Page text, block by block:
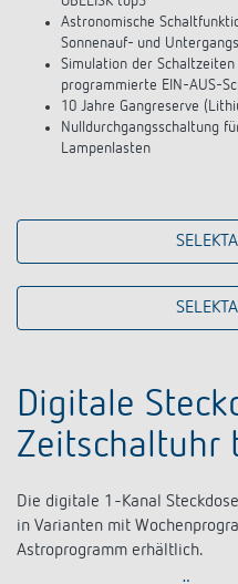
Astronomische
Sonnenauf- und
Simulation der
programmierte EIN-AUS-
10 Jahre Gangreserve
Nulldurchgangsschaltung
Lampenlasten
Digitale
Zeitschaltuhr
Die digitale 1-Kanal
in Varianten mit
Astroprogramm erhältlich.